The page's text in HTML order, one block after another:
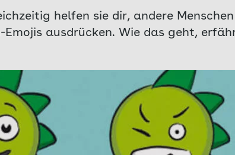
helfen sie dir, andere
ausdrücken. Wie das geht,